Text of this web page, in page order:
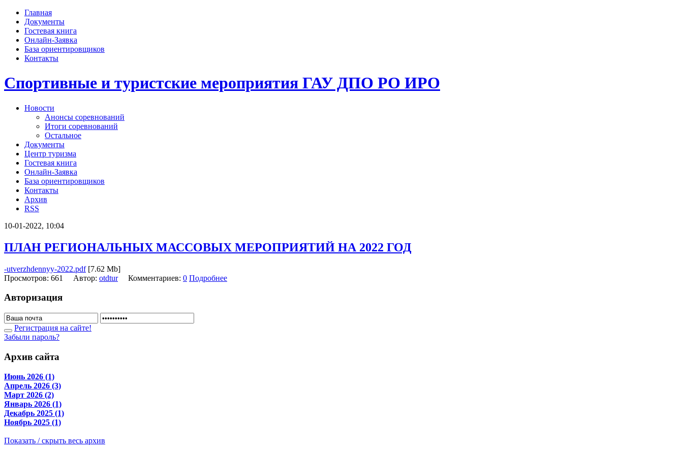
Главная
Документы
Гостевая книга
Онлайн-Заявка
База ориентировщиков
Контакты
Спортивные и туристские мероприятия ГАУ ДПО РО ИРО
Новости
Анонсы соревнований
Итоги соревнований
Остальное
Документы
Центр туризма
Гостевая книга
Онлайн-Заявка
База ориентировщиков
Контакты
Архив
RSS
10-01-2022, 10:04
ПЛАН РЕГИОНАЛЬНЫХ МАССОВЫХ МЕРОПРИЯТИЙ НА 2022 ГОД
-utverzhdennyy-2022.pdf[7.62 Mb]
Просмотров: 661 Автор: otdturКомментариев: 0 Подробнее
Авторизация
Регистрация на сайте!
Забыли пароль?
Архив сайта
Июнь 2026 (1)
Апрель 2026 (3)
Март 2026 (2)
Январь 2026 (1)
Декабрь 2025 (1)
Ноябрь 2025 (1)
Показать / скрыть весь архив